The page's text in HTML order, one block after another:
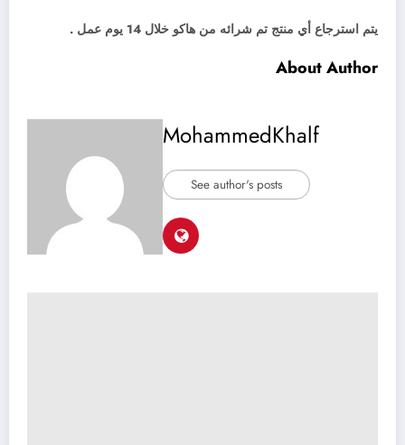
يتم استرجاع أي منتج تم شرائه من هاكو خلال 14 يوم عمل .
About Author
MohammedKhalf
See author's posts